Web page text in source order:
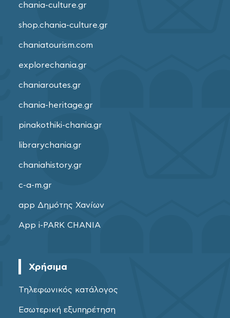
chania-culture.gr
shop.chania-culture.gr
chaniatourism.com
explorechania.gr
chaniaroutes.gr
chania-heritage.gr
pinakothiki-chania.gr
librarychania.gr
chaniahistory.gr
c-a-m.gr
app Δημότης Χανίων
App i-PARK CHANIA
Χρήσιμα
Τηλεφωνικός κατάλογος
Εσωτερική εξυπηρέτηση